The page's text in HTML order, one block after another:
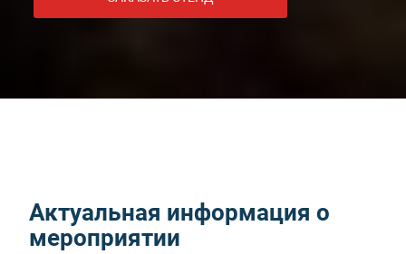
Актуальная информация о
мероприятии